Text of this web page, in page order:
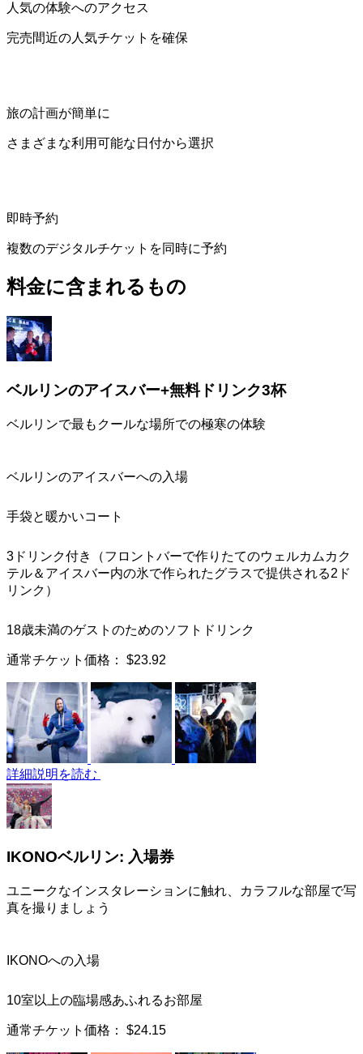
人気の体験へのアクセス
完売間近の人気チケットを確保
旅の計画が簡単に
さまざまな利用可能な日付から選択
即時予約
複数のデジタルチケットを同時に予約
料金に含まれるもの
ベルリンのアイスバー+無料ドリンク3杯
ベルリンで最もクールな場所での極寒の体験
ベルリンのアイスバーへの入場
手袋と暖かいコート
3ドリンク付き（フロントバーで作りたてのウェルカムカク
テル＆アイスバー内の氷で作られたグラスで提供される2ド
リンク）
18歳未満のゲストのためのソフトドリンク
通常チケット価格： $23.92
詳細説明を読む
IKONOベルリン: 入場券
ユニークなインスタレーションに触れ、カラフルな部屋で写
真を撮りましょう
IKONOへの入場
10室以上の臨場感あふれるお部屋
通常チケット価格： $24.15